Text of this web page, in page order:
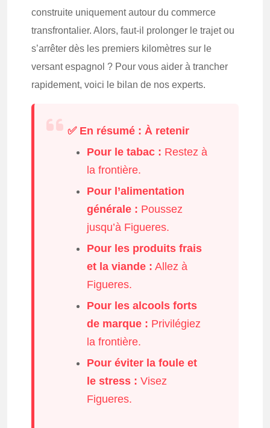
construite uniquement autour du commerce
transfrontalier. Alors, faut-il prolonger le trajet ou
s’arrêter dès les premiers kilomètres sur le
versant espagnol ? Pour vous aider à trancher
rapidement, voici le bilan de nos experts.
✅ En résumé : À retenir
Pour le tabac : Restez à
la frontière.
Pour l’alimentation
générale : Poussez
jusqu’à Figueres.
Pour les produits frais
et la viande : Allez à
Figueres.
Pour les alcools forts
de marque : Privilégiez
la frontière.
Pour éviter la foule et
le stress : Visez
Figueres.